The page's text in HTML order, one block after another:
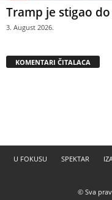
Tramp je stigao
3. August 2026.
KOMENTARI ČITALACA
U FOKUSU SPEKTAR
© Sva